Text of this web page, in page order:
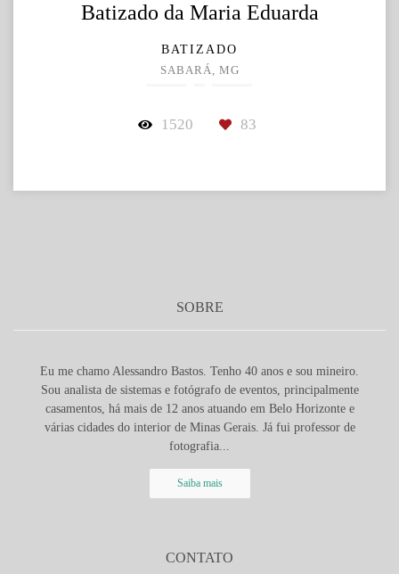
Batizado da Maria Eduarda
BATIZADO
SABARÁ, MG
1520 83
SOBRE
Eu me chamo Alessandro Bastos. Tenho 40 anos e sou mineiro.
Sou analista de sistemas e fotógrafo de eventos, principalmente
casamentos, há mais de 12 anos atuando em Belo Horizonte e
várias cidades do interior de Minas Gerais. Já fui professor de
fotografia...
Saiba mais
CONTATO